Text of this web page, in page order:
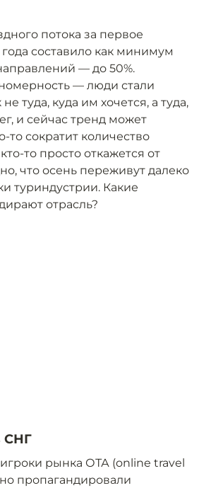
потока за первое
года составило как минимум
— до 50%.
— люди стали
туда, куда им хочется, а туда,
и сейчас тренд может
то сократит количество
то просто откажется от
что осень переживут далеко
туриндустрии. Какие
отрасль?
СНГ
рынка ОТА (online travel
пропагандировали